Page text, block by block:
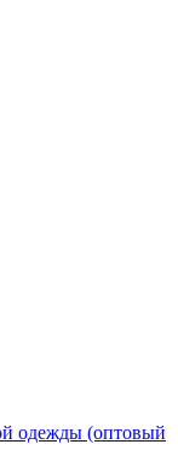
одежды (оптовый